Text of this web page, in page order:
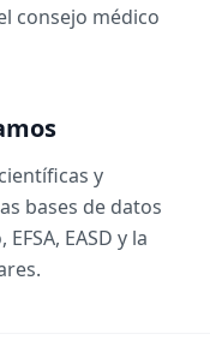
consejo médico
y
bases de datos
EASD y la